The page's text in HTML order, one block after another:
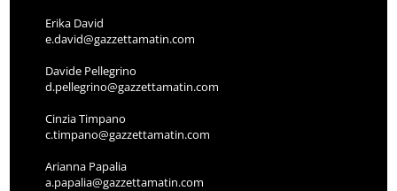
Erika David
e.david@gazzettamatin.com
Davide Pellegrino
d.pellegrino@gazzettamatin.com
Cinzia Timpano
c.timpano@gazzettamatin.com
Arianna Papalia
a.papalia@gazzettamatin.com